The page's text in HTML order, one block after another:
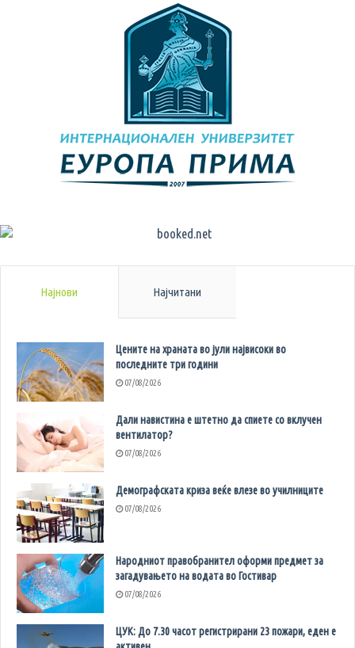
Најнови Најчитани
Цените на храната во јули највисоки во
последните три години
07/08/2026
Дали навистина е штетно да спиете со вклучен
вентилатор?
07/08/2026
Демографската криза веќе влезе во училниците
07/08/2026
Народниот правобранител оформи предмет за
загадувањето на водата во Гостивар
07/08/2026
ЦУК: До 7.30 часот регистрирани 23 пожари, еден е